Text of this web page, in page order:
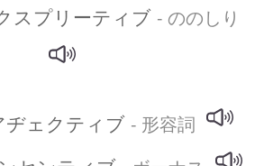
スプリーティブ - ののしり
ヂェクティブ - 形容詞